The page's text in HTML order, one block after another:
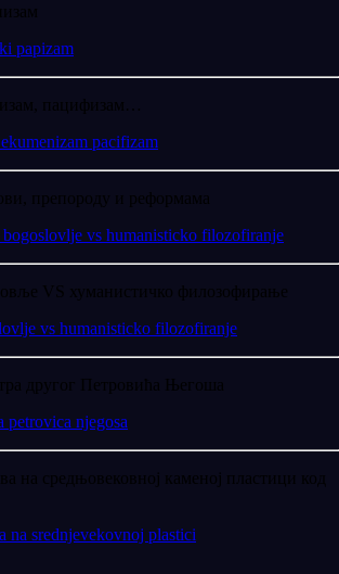
пацифизам…
препороду и реформама
VS хуманистичко филозофирање
другог Петровића Његоша
на средњовековној каменој пластици код